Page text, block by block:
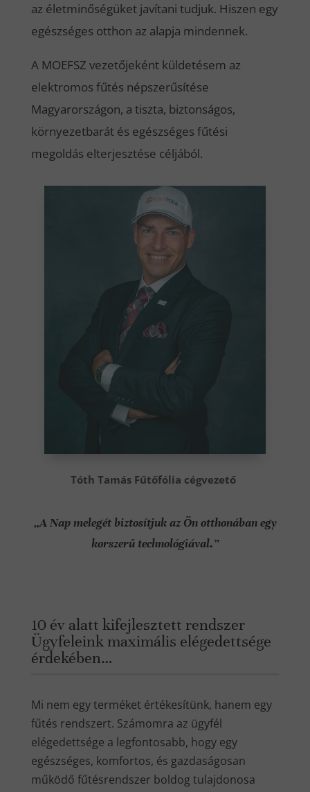
az életminőségüket javítani tudjuk. Hiszen egy
egészséges otthon az alapja mindennek.
A MOEFSZ vezetőjeként küldetésem az
elektromos fűtés népszerűsítése
Magyarországon, a tiszta, biztonságos,
környezetbarát és egészséges fűtési
megoldás elterjesztése céljából.
Tóth Tamás Fűtőfólia cégvezető
„A Nap melegét biztosítjuk az Ön otthonában egy
korszerű technológiával.”
10 év alatt kifejlesztett rendszer
Ügyfeleink maximális elégedettsége
érdekében…
Mi nem egy terméket értékesítünk, hanem egy
fűtés rendszert. Számomra az ügyfél
elégedettsége a legfontosabb, hogy egy
egészséges, komfortos, és gazdaságosan
működő fűtésrendszer boldog tulajdonosa